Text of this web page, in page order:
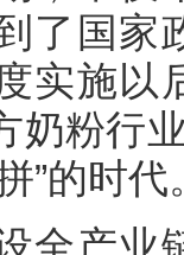
了国家
实施以
奶粉行
”的时代
产业